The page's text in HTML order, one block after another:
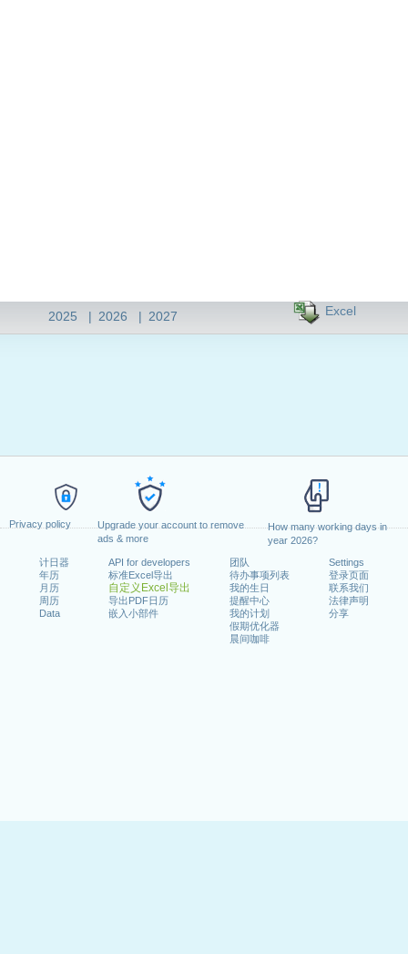
Privacy policy
Upgrade your account to remove
ads & more
How many working days in
year 2026?
计日器
年历
月历
周历
Data
API for developers
标准Excel导出
自定义Excel导出
导出PDF日历
嵌入小部件
团队
待办事项列表
我的生日
提醒中心
我的计划
假期优化器
晨间咖啡
Settings
登录页面
联系我们
法律声明
分享
2025 | 2026 | 2027 Excel